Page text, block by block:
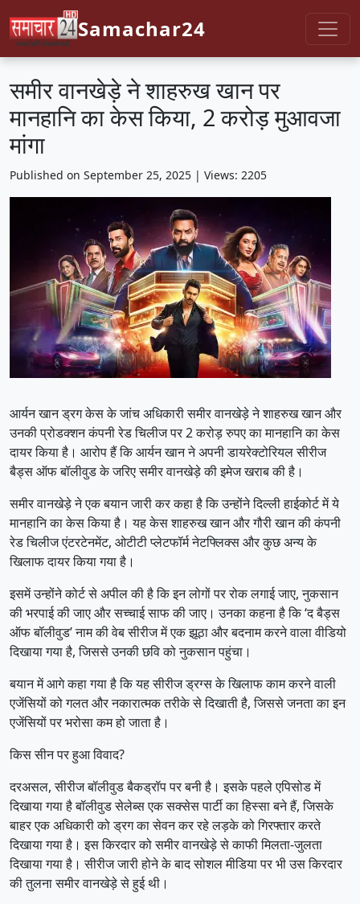
Samachar24
समीर वानखेड़े ने शाहरुख खान पर
मानहानि का केस किया, 2 करोड़ मुआवजा
मांगा
Published on September 25, 2025 | Views: 2205
आर्यन खान ड्रग केस के जांच अधिकारी समीर वानखेड़े ने शाहरुख खान और
उनकी प्रोडक्शन कंपनी रेड चिलीज पर 2 करोड़ रुपए का मानहानि का केस
दायर किया है। आरोप हैं कि आर्यन खान ने अपनी डायरेक्टोरियल सीरीज
बैड्स ऑफ बॉलीवुड के जरिए समीर वानखेड़े की इमेज खराब की है।
समीर वानखेड़े ने एक बयान जारी कर कहा है कि उन्होंने दिल्ली हाईकोर्ट में ये
मानहानि का केस किया है। यह केस शाहरुख खान और गौरी खान की कंपनी
रेड चिलीज एंटरटेनमेंट, ओटीटी प्लेटफॉर्म नेटफ्लिक्स और कुछ अन्य के
खिलाफ दायर किया गया है।
इसमें उन्होंने कोर्ट से अपील की है कि इन लोगों पर रोक लगाई जाए, नुकसान
की भरपाई की जाए और सच्चाई साफ की जाए। उनका कहना है कि ‘द बैड्स
ऑफ बॉलीवुड’ नाम की वेब सीरीज में एक झूठा और बदनाम करने वाला वीडियो
दिखाया गया है, जिससे उनकी छवि को नुकसान पहुंचा।
बयान में आगे कहा गया है कि यह सीरीज ड्रग्स के खिलाफ काम करने वाली
एजेंसियों को गलत और नकारात्मक तरीके से दिखाती है, जिससे जनता का इन
एजेंसियों पर भरोसा कम हो जाता है।
किस सीन पर हुआ विवाद?
दरअसल, सीरीज बॉलीवुड बैकड्रॉप पर बनी है। इसके पहले एपिसोड में
दिखाया गया है बॉलीवुड सेलेब्स एक सक्सेस पार्टी का हिस्सा बने हैं, जिसके
बाहर एक अधिकारी को ड्रग का सेवन कर रहे लड़के को गिरफ्तार करते
दिखाया गया है। इस किरदार को समीर वानखेड़े से काफी मिलता-जुलता
दिखाया गया है। सीरीज जारी होने के बाद सोशल मीडिया पर भी उस किरदार
की तुलना समीर वानखेड़े से हुई थी।